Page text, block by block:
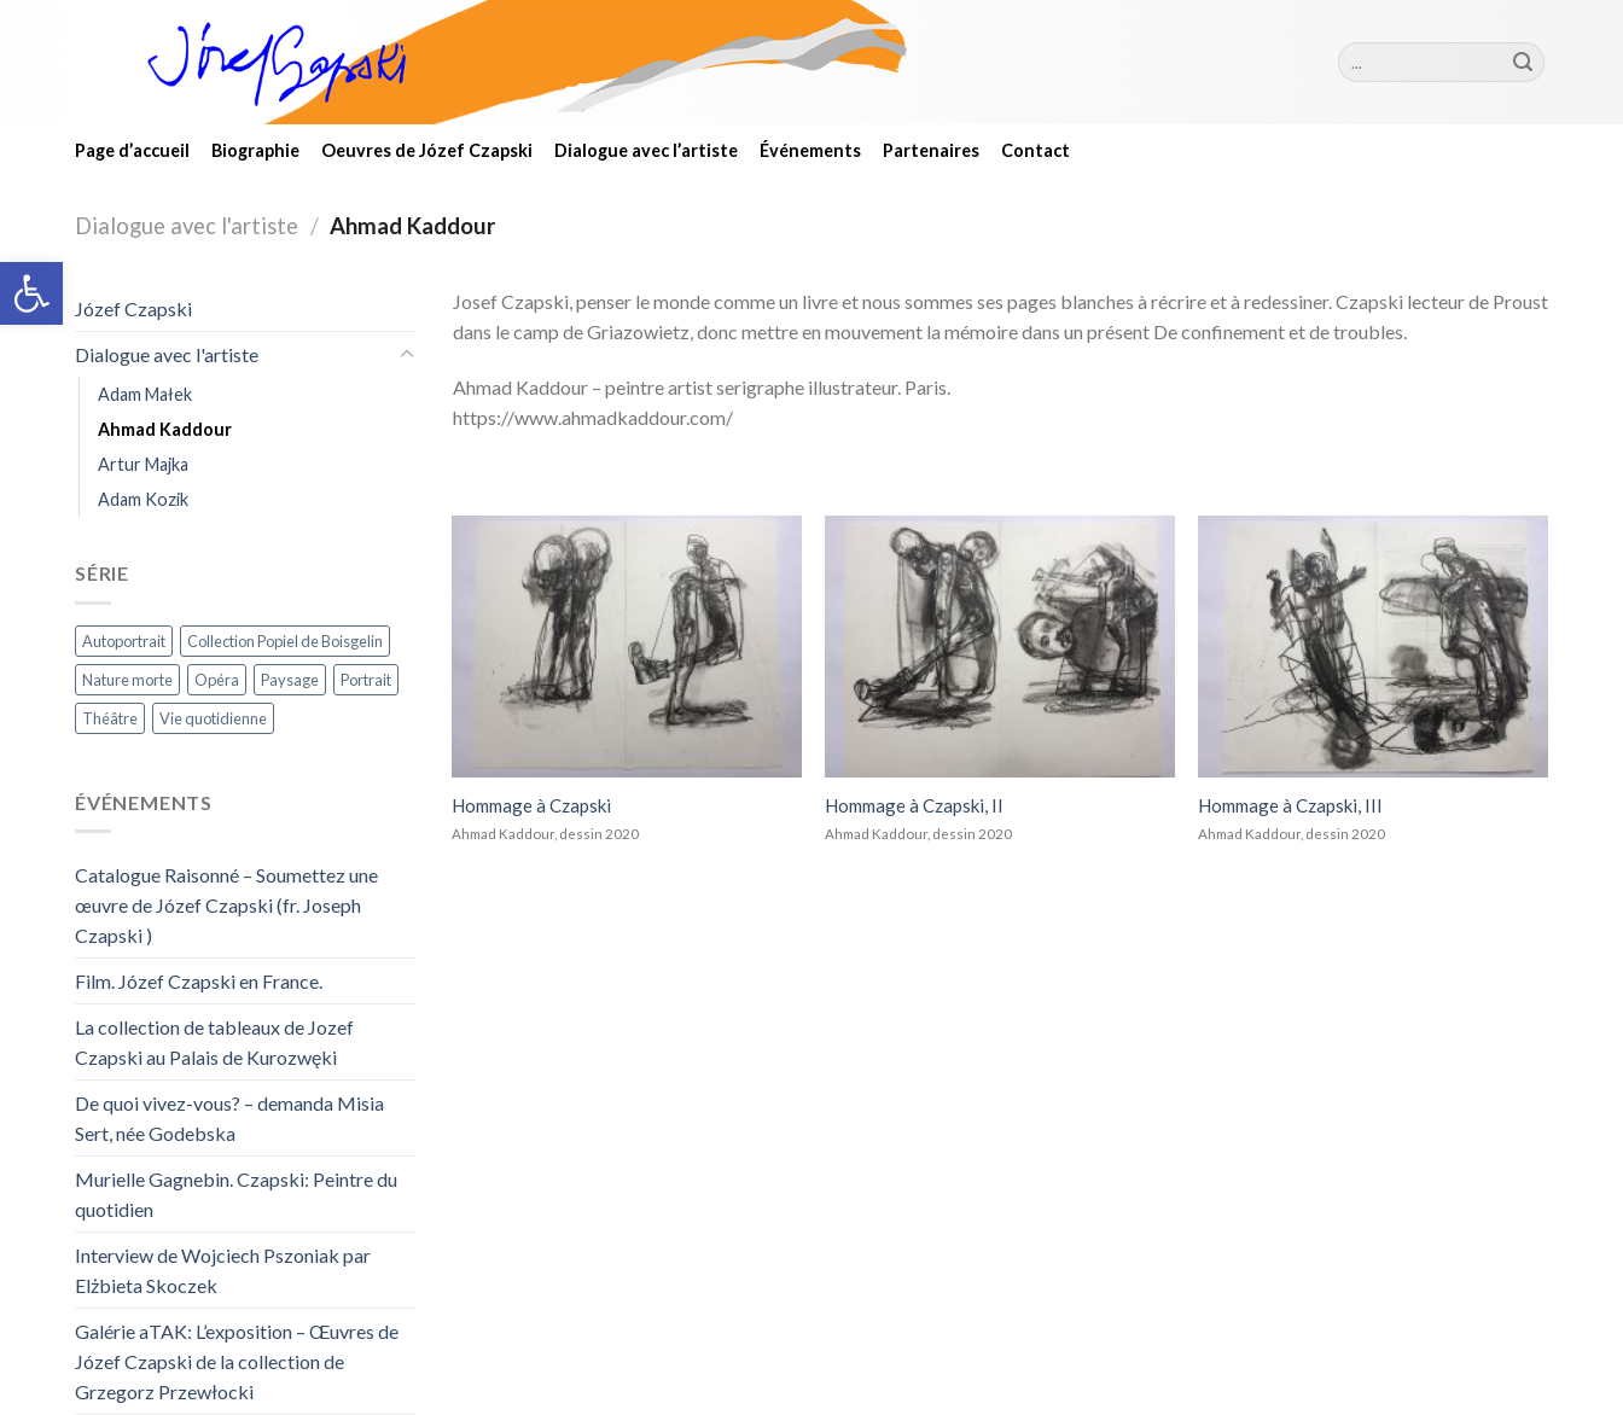
Open toolbar
Szukaj:
Page d’accueil Biographie Oeuvres de Józef Czapski Dialogue avec l’artiste Événements Partenaires Contact
Dialogue avec l'artiste / Ahmad Kaddour
Józef Czapski
Dialogue avec l'artiste
Adam Małek
Ahmad Kaddour
Artur Majka
Adam Kozik
SÉRIE
Autoportrait
Collection Popiel de Boisgelin
Nature morte
Opéra Paysage
Portrait
Théâtre
Vie quotidienne
ÉVÉNEMENTS
Catalogue Raisonné – Soumettez une
œuvre de Józef Czapski (fr. Joseph
Czapski )
Film. Józef Czapski en France.
La collection de tableaux de Jozef
Czapski au Palais de Kurozwęki
De quoi vivez-vous? – demanda Misia
Sert, née Godebska
Murielle Gagnebin. Czapski: Peintre du
quotidien
Interview de Wojciech Pszoniak par
Elżbieta Skoczek
Galérie aTAK: L’exposition – Œuvres de
Józef Czapski de la collection de
Grzegorz Przewłocki
Josef Czapski, penser le monde comme un livre et nous sommes ses pages blanches à récrire et à redessiner. Czapski lecteur de Proust
dans le camp de Griazowietz, donc mettre en mouvement la mémoire dans un présent De confinement et de troubles.
Ahmad Kaddour – peintre artist serigraphe illustrateur. Paris.
https://www.ahmadkaddour.com/
Add to
wishlist
Hommage à Czapski
Ahmad Kaddour, dessin 2020
Add to
wishlist
Hommage à Czapski, II
Ahmad Kaddour, dessin 2020
Add to
wishlist
Hommage à Czapski, III
Ahmad Kaddour, dessin 2020